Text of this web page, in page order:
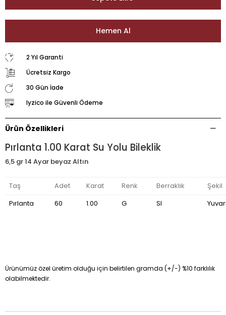
2 Yıl Garanti
Ücretsiz Kargo
30 Gün İade
Iyzico ile Güvenli Ödeme
Ürün Özellikleri
Pırlanta 1.00 Karat Su Yolu Bileklik
6,5 gr 14 Ayar beyaz Altın
Taş Adet Karat Renk Berraklık
Şekil
Pırlanta
60 1.00 G SI
Ürünümüz özel üretim olduğu için belirtilen gramda (+/-) %10 farklılık
olabilmektedir.